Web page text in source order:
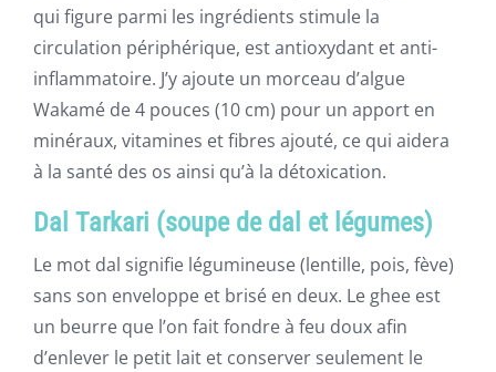
qui figure parmi les ingrédients stimule la
circulation périphérique, est antioxydant et anti-
inflammatoire. J’y ajoute un morceau d’algue
Wakamé de 4 pouces (10 cm) pour un apport en
minéraux, vitamines et fibres ajouté, ce qui aidera
à la santé des os ainsi qu’à la détoxication.
Dal Tarkari (soupe de dal et légumes)
Le mot dal signifie légumineuse (lentille, pois, fève)
sans son enveloppe et brisé en deux. Le ghee est
un beurre que l’on fait fondre à feu doux afin
d’enlever le petit lait et conserver seulement le